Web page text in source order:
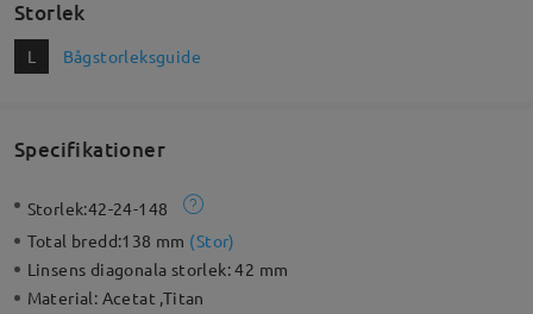
Storlek
L Bågstorleksguide
Specifikationer
Storlek:42-24-148
Total bredd:138 mm (Stor)
Linsens diagonala storlek:42 mm
Material: Acetat ,Titan